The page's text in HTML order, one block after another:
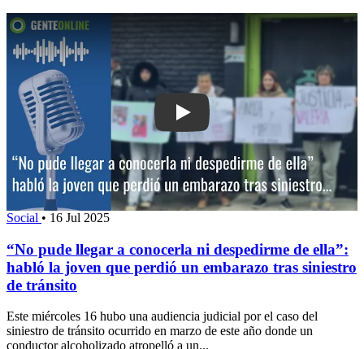
Play: “No pude llegar a conocerla ni
Social • 16 Jul 2025
“No pude llegar a conocerla ni despedirme de ella”:
habló la joven que perdió un embarazo tras siniestro
de tránsito
Este miércoles 16 hubo una audiencia judicial por el caso del
siniestro de tránsito ocurrido en marzo de este año donde un
conductor alcoholizado atropelló a un...